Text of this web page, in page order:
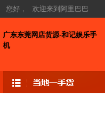
您好， 欢迎来到阿里巴巴
广东东莞网店货源-和记娱乐手
机